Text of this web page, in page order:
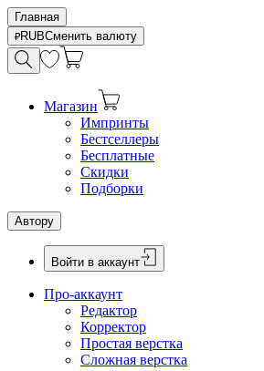
Главная
RUBСменить валюту
Магазин
Импринты
Бестселлеры
Бесплатные
Скидки
Подборки
Автору
Войти в аккаунт
Про-аккаунт
Редактор
Корректор
Простая верстка
Сложная верстка